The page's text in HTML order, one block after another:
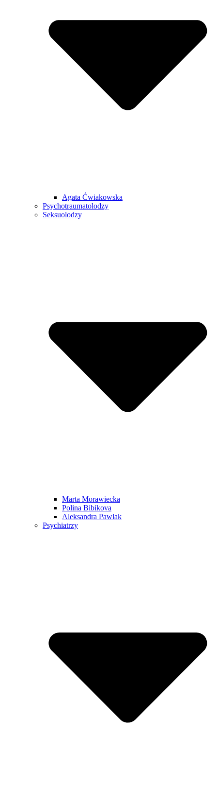
Agata Ćwiakowska
Psychotraumatolodzy
Seksuolodzy
Marta Morawiecka
Polina Bibikova
Aleksandra Pawlak
Psychiatrzy